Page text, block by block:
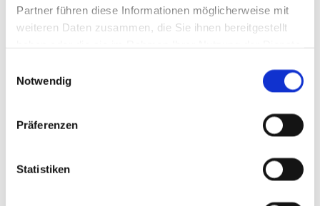
Partner führen diese Informationen möglicherweise mit
weiteren Daten zusammen, die Sie ihnen bereitgestellt
Notwendig
Präferenzen
Statistiken